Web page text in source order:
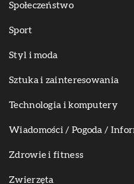
Społeczeństwo
Sport
Styl i moda
Sztuka i zainteresowania
Technologia i komputery
Wiadomości / Pogoda /
Zdrowie i fitness
Zwierzęta